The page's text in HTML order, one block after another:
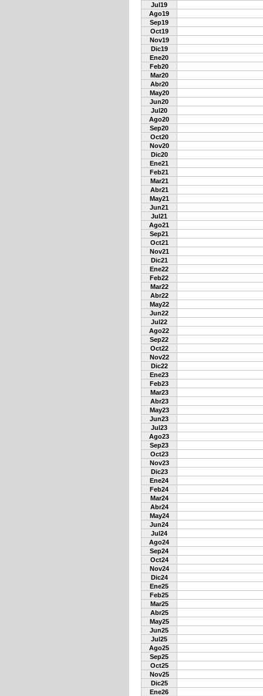
Jul19
Ago19
Sep19
Oct19
Nov19
Dic19
Ene20
Feb20
Mar20
Abr20
May20
Jun20
Jul20
Ago20
Sep20
Oct20
Nov20
Dic20
Ene21
Feb21
Mar21
Abr21
May21
Jun21
Jul21
Ago21
Sep21
Oct21
Nov21
Dic21
Ene22
Feb22
Mar22
Abr22
May22
Jun22
Jul22
Ago22
Sep22
Oct22
Nov22
Dic22
Ene23
Feb23
Mar23
Abr23
May23
Jun23
Jul23
Ago23
Sep23
Oct23
Nov23
Dic23
Ene24
Feb24
Mar24
Abr24
May24
Jun24
Jul24
Ago24
Sep24
Oct24
Nov24
Dic24
Ene25
Feb25
Mar25
Abr25
May25
Jun25
Jul25
Ago25
Sep25
Oct25
Nov25
Dic25
Ene26